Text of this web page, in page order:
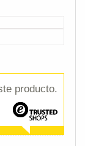
producto.